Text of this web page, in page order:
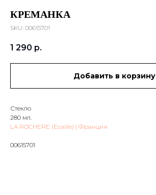
КРЕМАНКА
SKU: 00615701
1 290 р.
Добавить в корзину
Стекло
280 мл.
LA ROCHERE (Ecaille) | Франция
00615701